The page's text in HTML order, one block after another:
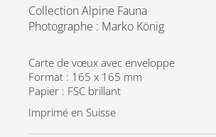
Collection Alpine Fauna
Photographe : Marko König
Carte de vœux avec enveloppe
Format : 165 x 165 mm
Papier : FSC brillant
Imprimé en Suisse